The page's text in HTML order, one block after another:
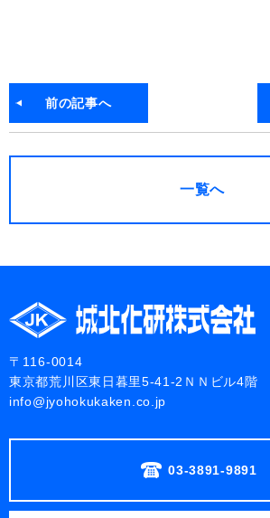
前の記事へ
一覧へ
〒116-0014
東京都荒川区東日暮里5-41-2ＮＮビル4階
info@jyohokukaken.co.jp
03-3891-9891